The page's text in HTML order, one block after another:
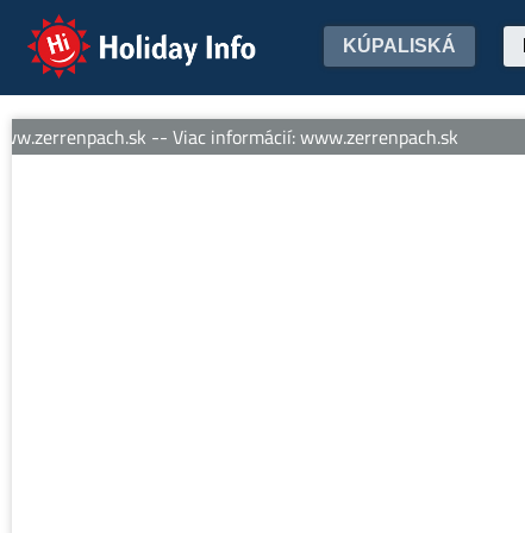
Holiday Info KÚPALISKÁ
-- Viac informácií: www.zerrenpach.sk